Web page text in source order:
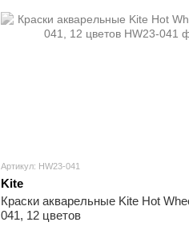
Артикул: HW23-041
Kite
Краски акварельные Kite Hot
041, 12 цветов